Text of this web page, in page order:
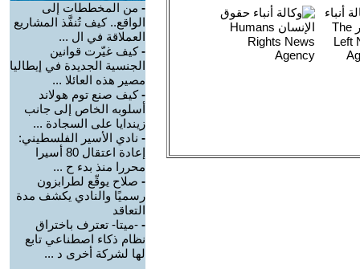
- من المخططات إلى
الواقع.. كيف تُنفَّذ المشاريع
العملاقة في ال ...
-كيف غيّرت قوانين
الجنسية الجديدة في إيطاليا
مصير هذه العائلا ...
-كيف صنع توم هولاند
أسلوبه الخاص إلى جانب
زيندايا على السجادة ...
- نادي الأسير الفلسطيني:
إعادة اعتقال 80 أسيرا
محررا منذ بدء ح ...
- صلاح يوقّع لطرابزون
رسميًا والنادي يكشف مدة
التعاقد
- -ميتا- تعترف باختراق
نظام ذكاء اصطناعي تابع
لها لشركة أخرى د ...